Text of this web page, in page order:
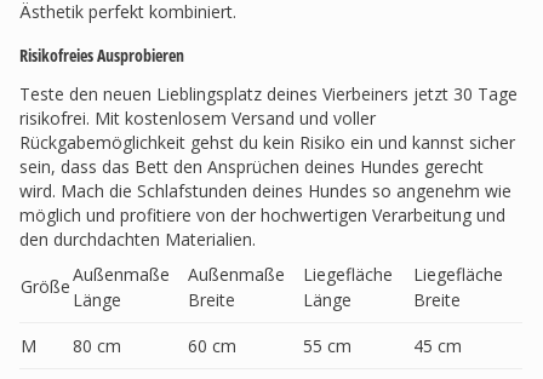
Ästhetik perfekt kombiniert.
Risikofreies Ausprobieren
Teste den neuen Lieblingsplatz deines Vierbeiners jetzt 30 Tage
risikofrei. Mit kostenlosem Versand und voller
Rückgabemöglichkeit gehst du kein Risiko ein und kannst sicher
sein, dass das Bett den Ansprüchen deines Hundes gerecht
wird. Mach die Schlafstunden deines Hundes so angenehm wie
möglich und profitiere von der hochwertigen Verarbeitung und
den durchdachten Materialien.
Größe
Außenmaße
Länge
Außenmaße
Breite
Liegefläche
Länge
Liegefläche
Breite
M
80 cm 60 cm 55 cm
45 cm